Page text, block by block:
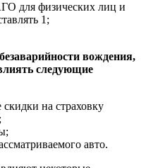
для физических лиц и
1;
вождения,
следующие
на страховку
авто.